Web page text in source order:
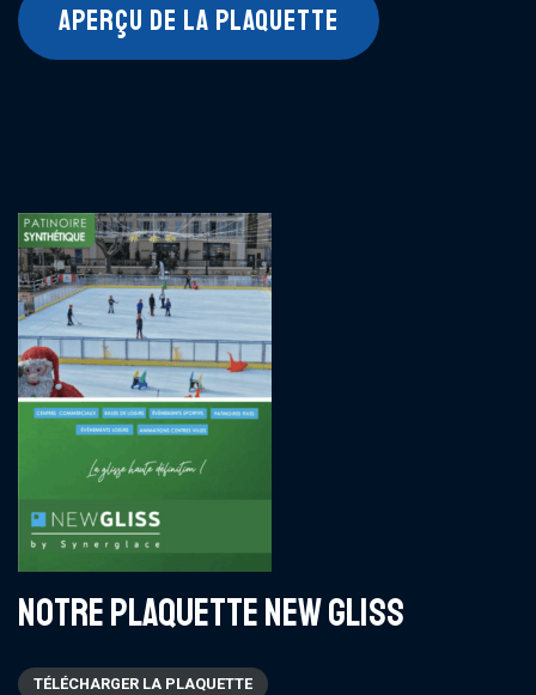
APERÇU DE LA PLAQUETTE
NOTRE PLAQUETTE NEW GLISS
TÉLÉCHARGER LA PLAQUETTE